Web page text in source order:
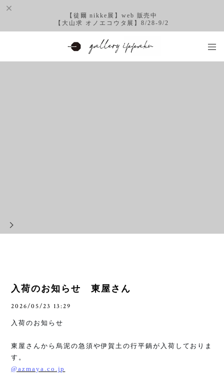
【徒爾 nikke展】web 販売中
【大山求 オノエコウタ展】8/28-9/2
入荷のお知らせ 東屋さん
2026/05/23 13:29
入荷のお知らせ
東屋さんから烏泥の急須や伊賀土の行平鍋が入荷しておりま
す。
@azmaya.co.jp